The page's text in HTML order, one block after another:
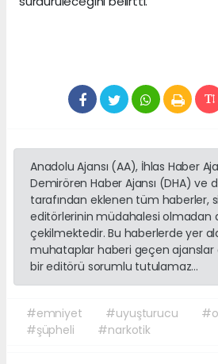
Anadolu Ajansı (AA), İhlas Haber
Demirören Haber Ajansı (DHA) ve
tarafından eklenen tüm haberler,
editörlerinin müdahalesi olmadan
çekilmektedir. Bu haberlerde yer
muhataplar haberi geçen ajanslar
bir editörü sorumlu tutulamaz...
#emniyet #uyuşturucu
#şüpheli
#narkotik